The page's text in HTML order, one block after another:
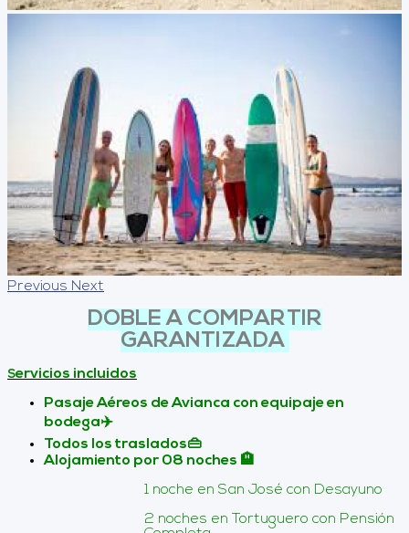
Previous Next
DOBLE A COMPARTIR
GARANTIZADA
Servicios incluidos
Pasaje Aéreos de Avianca con equipaje en
bodega✈️
Todos los traslados👜
Alojamiento por 08 noches 🏨
1 noche en San José con Desayuno
2 noches en Tortuguero con Pensión